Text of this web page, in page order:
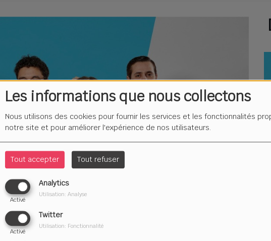
Les informations que nous collectons
Nous utilisons des cookies pour fournir les services et les fonctionnalités
notre site et pour améliorer l'expérience de nos utilisateurs.
Tout accepter Tout refuser
Analytics
Activé
Utilisation: Analyse
Twitter
Activé
Utilisation: Fonctionnalité